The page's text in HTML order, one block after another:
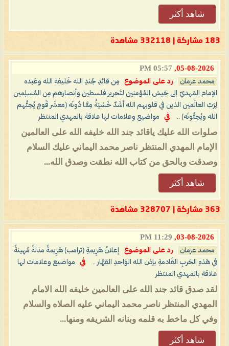
شاهد أكثر
183 مشاركة | 332118 مشاهدة
05-08-2026,
05:57 PM
محمد عزمان رد على الموضوع
مِن قائدِ جُندِ الله خَليفة الله وعَبده
الإمام المَهديّ إلى جَيش المُؤمنين لتَحرير فلسطين وأنصارهم مِن المُسلِمين
لِرَبّ العالَمين الذين في قلوبهم الله أشَدّ خَشيَةً مِمَّا دُونَه (معشَر قَومٍ يُحِبُّهم
الله ويُحِبُّونَه) ..
في مواضيع وعلامات لها علاقة بالمهدي المنتظر
صلوات الله عليك ياقائد جند الله خليفه الله على العالمين
الإمام المهدي المنتظر ناصر محمد اليماني عليك السلام
وصدقت وبالحق من كتاب الله نطقت وصدق الله...
شاهد أكثر
363 مشاركة | 328707 مشاهدة
03-08-2026,
11:29 PM
محمد عزمان رد على الموضوع
إعلانُ هَزِيمةِ (ترامب) هَزِيمةً مذلةً مُهينةً
في هَذهِ الحَربِ القَادمةِ بإذن الله الوَاحدِ القهَّار ..
في
مواضيع وعلامات لها
علاقة بالمهدي المنتظر
لقد صدق قائد جند الله على العالمين خليفه الله الامام
المهدي المنتظر ناصر محمد اليماني عليه الصلاه والسلام
وفي كل ماخط به قلمه وبنانه الشريفه ومنها...
شاهد أكثر